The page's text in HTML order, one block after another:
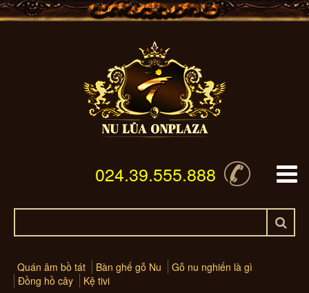
024.39.555.888
Quán âm bồ tát Bàn ghế gỗ Nu
Gỗ nu nghiến là gì
Đồng hồ cây
Kệ tivi